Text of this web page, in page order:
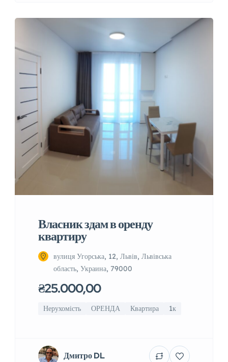
Власник здам в оренду
квартиру
вулиця Угорська, 12, Львів, Львівська
область, Украина, 79000
₴25.000,00
Нерухомість ОРЕНДА Квартира 1к
Дмитро DL